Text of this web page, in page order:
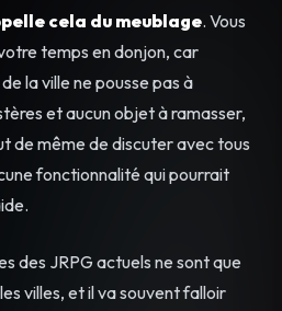
cela du meublage. Vous
temps en donjon, car
la ville ne pousse pas à
et aucun objet à ramasser,
de même de discuter avec tous
fonctionnalité qui pourrait
des JRPG actuels ne sont que
villes, et il va souvent falloir